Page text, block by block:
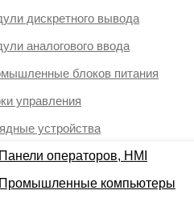
дискретного вывода
аналогового ввода
блоков питания
управления
устройства
Панели операторов, HMI
Промышленные компьютеры